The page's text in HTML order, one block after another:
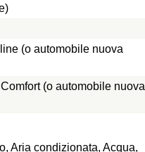
(o automobile nuova
(o automobile nuova
Aria condizionata, Acqua,